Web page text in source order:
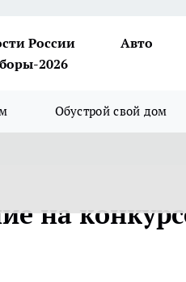
России Авто
2026
Обустрой свой дом
на